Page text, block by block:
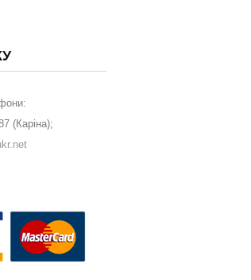
(Каріна);